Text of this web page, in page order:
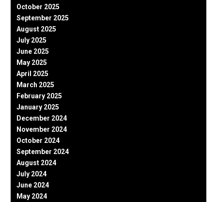
October 2025
September 2025
August 2025
July 2025
June 2025
May 2025
April 2025
March 2025
February 2025
January 2025
December 2024
November 2024
October 2024
September 2024
August 2024
July 2024
June 2024
May 2024